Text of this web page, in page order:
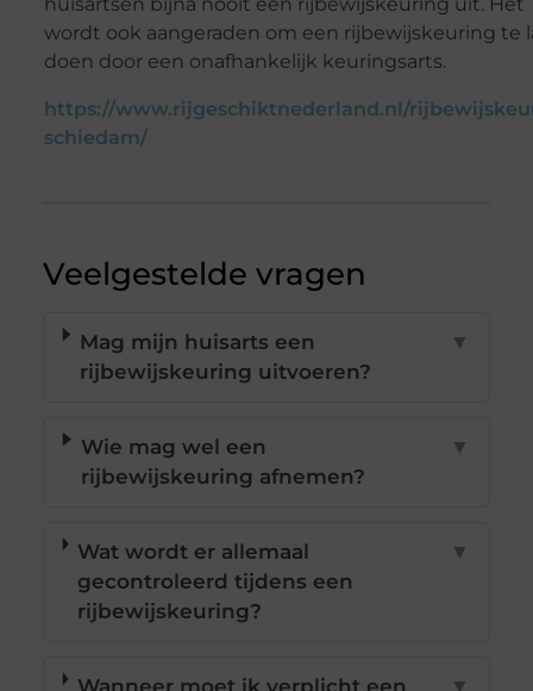
wordt ook aangeraden om een rijbewijskeuring te
doen door een onafhankelijk keuringsarts.
https://www.rijgeschiktnederland.nl/
schiedam/
Veelgestelde vragen
Mag mijn huisarts een
rijbewijskeuring uitvoeren?
▼
Wie mag wel een
rijbewijskeuring afnemen?
▼
Wat wordt er allemaal
gecontroleerd tijdens een
rijbewijskeuring?
▼